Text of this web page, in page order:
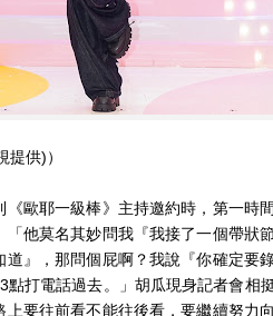
提供)）
歐耶一級棒》主持邀約時，第一時
他莫名其妙問我『我接了一個帶狀
』，那問個屁啊？我說『你確定要
打電話過去。」胡瓜現身記者會相
要往前看不能往後看，要繼續努力